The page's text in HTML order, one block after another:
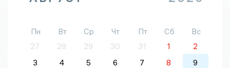
Пн Вт Ср Чт Пт Сб
Вс
27
28 29 30 31 1
2
3
4 5 6 7 8
9